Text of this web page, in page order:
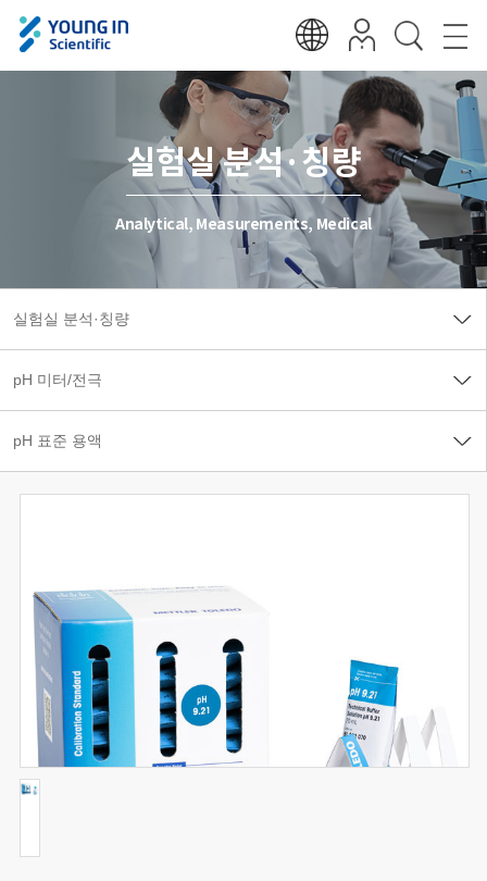
실험실 분석·칭량
Analytical, Measurements, Medical